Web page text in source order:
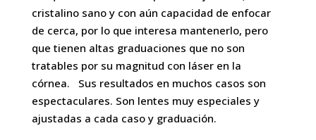
cristalino sano y con aún capacidad de enfocar
de cerca, por lo que interesa mantenerlo, pero
que tienen altas graduaciones que no son
tratables por su magnitud con láser en la
córnea.
Sus resultados en muchos casos son
espectaculares. Son lentes muy especiales y
ajustadas a cada caso y graduación.